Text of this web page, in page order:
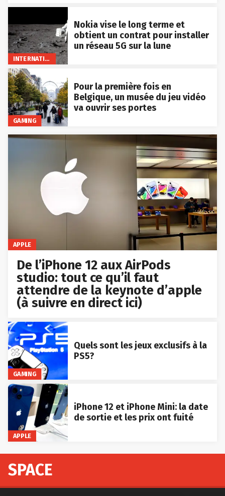
INTERNATIONAL
Nokia vise le long terme et
obtient un contrat pour installer
un réseau 5G sur la lune
GAMING
Pour la première fois en
Belgique, un musée du jeu vidéo
va ouvrir ses portes
APPLE
De l’iPhone 12 aux AirPods
studio: tout ce qu’il faut
attendre de la keynote d’apple
(à suivre en direct ici)
GAMING
Quels sont les jeux exclusifs à la
PS5?
APPLE
iPhone 12 et iPhone Mini: la date
de sortie et les prix ont fuité
SPACE